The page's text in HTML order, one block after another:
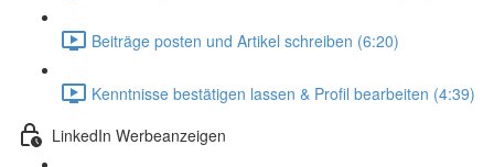
Beiträge posten und Artikel schreiben (6:20)
Kenntnisse bestätigen lassen & Profil bearbeiten (4:39)
LinkedIn Werbeanzeigen